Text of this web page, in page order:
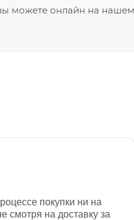
можете онлайн на
покупки ни на
смотря на доставку за